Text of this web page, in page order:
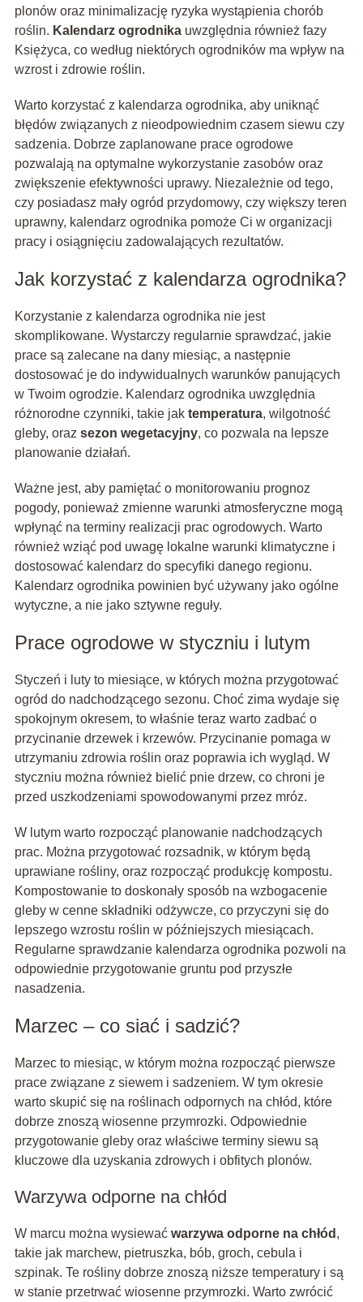
plonów oraz minimalizację ryzyka wystąpienia chorób
roślin. Kalendarz ogrodnikauwzględnia również fazy
Księżyca, co według niektórych ogrodników ma wpływ na
wzrost i zdrowie roślin.
Warto korzystać z kalendarza ogrodnika, aby uniknąć
błędów związanych z nieodpowiednim czasem siewu czy
sadzenia. Dobrze zaplanowane prace ogrodowe
pozwalają na optymalne wykorzystanie zasobów oraz
zwiększenie efektywności uprawy. Niezależnie od tego,
czy posiadasz mały ogród przydomowy, czy większy teren
uprawny, kalendarz ogrodnika pomoże Ci w organizacji
pracy i osiągnięciu zadowalających rezultatów.
Jak korzystać z kalendarza ogrodnika?
Korzystanie z kalendarza ogrodnika nie jest
skomplikowane. Wystarczy regularnie sprawdzać, jakie
prace są zalecane na dany miesiąc, a następnie
dostosować je do indywidualnych warunków panujących
w Twoim ogrodzie. Kalendarz ogrodnika uwzględnia
różnorodne czynniki, takie jak temperatura, wilgotność
gleby, oraz sezon wegetacyjny, co pozwala na lepsze
planowanie działań.
Ważne jest, aby pamiętać o monitorowaniu prognoz
pogody, ponieważ zmienne warunki atmosferyczne mogą
wpłynąć na terminy realizacji prac ogrodowych. Warto
również wziąć pod uwagę lokalne warunki klimatyczne i
dostosować kalendarz do specyfiki danego regionu.
Kalendarz ogrodnika powinien być używany jako ogólne
wytyczne, a nie jako sztywne reguły.
Prace ogrodowe w styczniu i lutym
Styczeń i luty to miesiące, w których można przygotować
ogród do nadchodzącego sezonu. Choć zima wydaje się
spokojnym okresem, to właśnie teraz warto zadbać o
przycinanie drzewek i krzewów. Przycinanie pomaga w
utrzymaniu zdrowia roślin oraz poprawia ich wygląd. W
styczniu można również bielić pnie drzew, co chroni je
przed uszkodzeniami spowodowanymi przez mróz.
W lutym warto rozpocząć planowanie nadchodzących
prac. Można przygotować rozsadnik, w którym będą
uprawiane rośliny, oraz rozpocząć produkcję kompostu.
Kompostowanie to doskonały sposób na wzbogacenie
gleby w cenne składniki odżywcze, co przyczyni się do
lepszego wzrostu roślin w późniejszych miesiącach.
Regularne sprawdzanie kalendarza ogrodnika pozwoli na
odpowiednie przygotowanie gruntu pod przyszłe
nasadzenia.
Marzec – co siać i sadzić?
Marzec to miesiąc, w którym można rozpocząć pierwsze
prace związane z siewem i sadzeniem. W tym okresie
warto skupić się na roślinach odpornych na chłód, które
dobrze znoszą wiosenne przymrozki. Odpowiednie
przygotowanie gleby oraz właściwe terminy siewu są
kluczowe dla uzyskania zdrowych i obfitych plonów.
Warzywa odporne na chłód
W marcu można wysiewać warzywa odporne na chłód ,
takie jak marchew, pietruszka, bób, groch, cebula i
szpinak. Te rośliny dobrze znoszą niższe temperatury i są
w stanie przetrwać wiosenne przymrozki. Warto zwrócić